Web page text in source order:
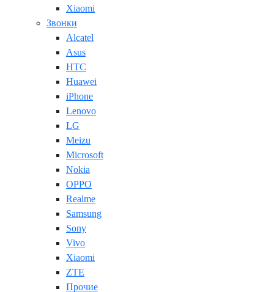
Xiaomi
Звонки
Alcatel
Asus
HTC
Huawei
iPhone
Lenovo
LG
Meizu
Microsoft
Nokia
OPPO
Realme
Samsung
Sony
Vivo
Xiaomi
ZTE
Прочие